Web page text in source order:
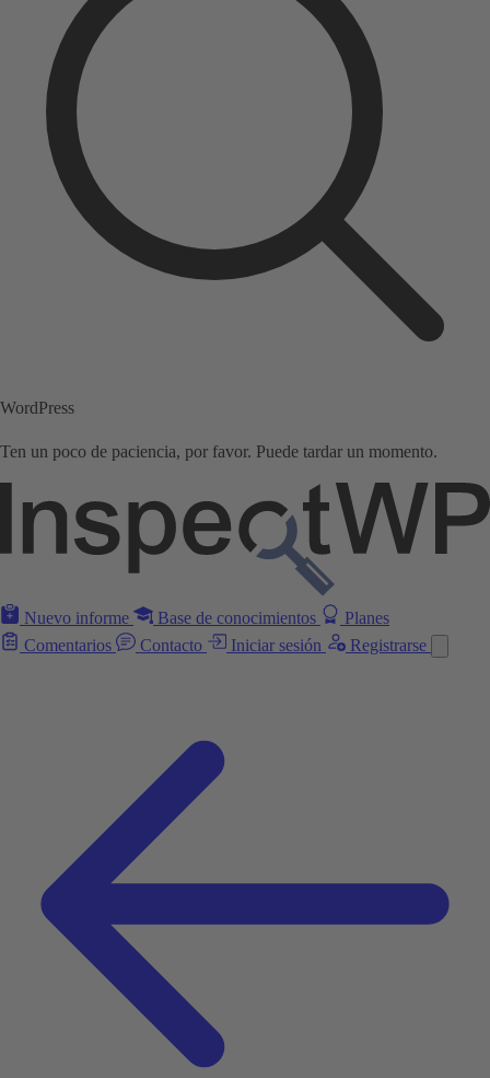
WordPress
Ten un poco de paciencia, por favor. Puede tardar un momento.
Nuevo informe Base de conocimientos
Planes
Comentarios
Contacto Iniciar sesión Registrarse